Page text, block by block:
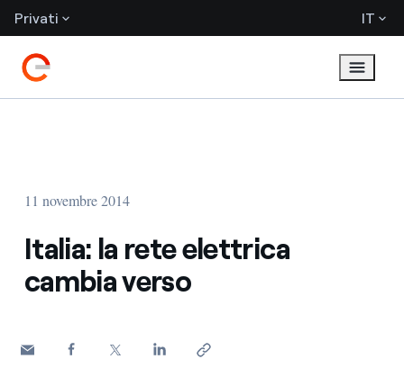
Privati IT
11 novembre 2014
Italia: la rete elettrica
cambia verso